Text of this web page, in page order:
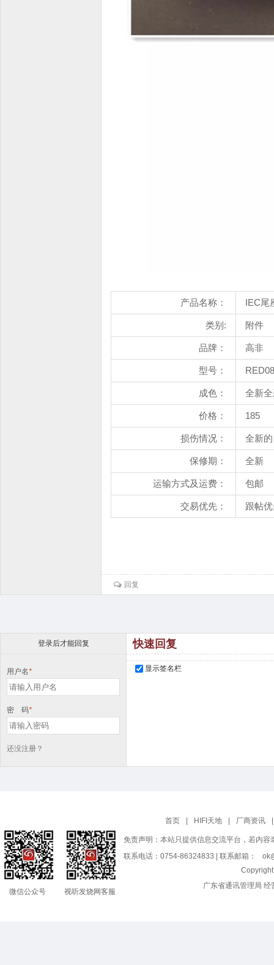
产品名称： IEC尾
类别: 附件
品牌： 高非
型号：
成色： 全新
价格： 185
损伤情况： 全新的
保修期： 全新
运输方式及运费： 包邮
交易优先： 跟帖
回复
登录后才能回复
用户名*
密 码*
还没注册？
快速回复
显示签名栏
首页 HIFI天地 厂商资讯
微信公众号 视听发烧网客服
免责声明：本站只提供信息交流平台，若内
联系电话：0754-86324833 | 联系邮箱：
广东省通讯管理局 经